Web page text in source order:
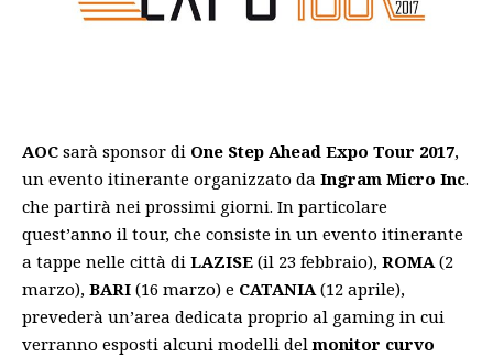
AOC sarà sponsor di One Step Ahead Expo Tour 2017,
un evento itinerante organizzato da Ingram Micro Inc.
che partirà nei prossimi giorni. In particolare
quest’anno il tour, che consiste in un evento itinerante
a tappe nelle città di LAZISE (il 23 febbraio), ROMA (2
marzo), BARI (16 marzo) e CATANIA (12 aprile),
prevederà un’area dedicata proprio al gaming in cui
verranno esposti alcuni modelli del monitor curvo